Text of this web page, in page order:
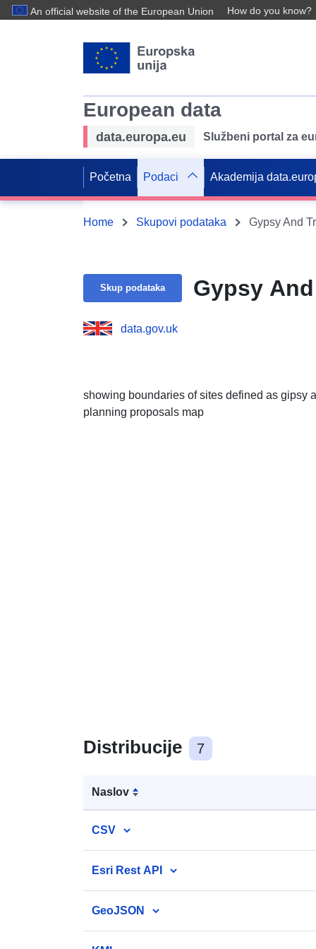
An official website of the European Union How do you know?
European data
data.europa.eu Službeni portal za
Početna Podaci Akademija
Home Skupovi podataka Gypsy And
Skup podataka Gypsy
data.gov.uk
showing boundaries of sites defined as gipsy
planning proposals map
Distribucije 7
Naslov
CSV
Esri Rest API
GeoJSON